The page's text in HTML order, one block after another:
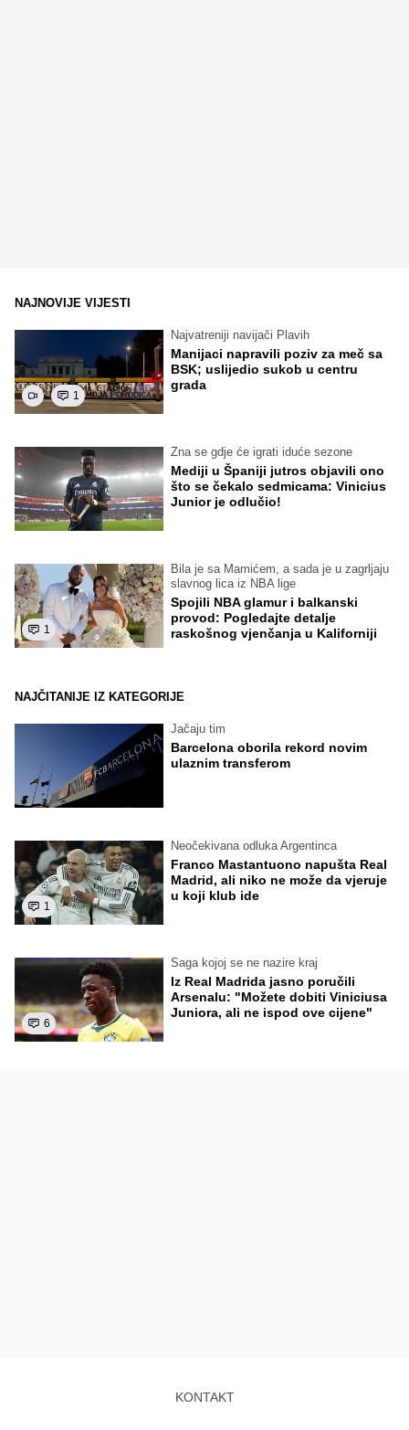
NAJNOVIJE VIJESTI
1
Najvatreniji navijači Plavih
Manijaci napravili poziv za meč sa
BSK; uslijedio sukob u centru
grada
Zna se gdje će igrati iduće sezone
Mediji u Španiji jutros objavili ono
što se čekalo sedmicama: Vinicius
Junior je odlučio!
1
Bila je sa Mamićem, a sada je u zagrljaju
slavnog lica iz NBA lige
Spojili NBA glamur i balkanski
provod: Pogledajte detalje
raskošnog vjenčanja u Kaliforniji
NAJČITANIJE IZ KATEGORIJE
Jačaju tim
Barcelona oborila rekord novim
ulaznim transferom
1
Neočekivana odluka Argentinca
Franco Mastantuono napušta Real
Madrid, ali niko ne može da vjeruje
u koji klub ide
6
Saga kojoj se ne nazire kraj
Iz Real Madrida jasno poručili
Arsenalu: "Možete dobiti Viniciusa
Juniora, ali ne ispod ove cijene"
KONTAKT